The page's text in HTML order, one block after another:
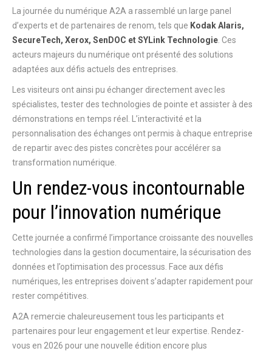
La journée du numérique A2A a rassemblé un large panel
d’experts et de partenaires de renom, tels que Kodak Alaris,
SecureTech, Xerox, SenDOC et SYLink Technologie . Ces
acteurs majeurs du numérique ont présenté des solutions
adaptées aux défis actuels des entreprises.
Les visiteurs ont ainsi pu échanger directement avec les
spécialistes, tester des technologies de pointe et assister à des
démonstrations en temps réel. L’interactivité et la
personnalisation des échanges ont permis à chaque entreprise
de repartir avec des pistes concrètes pour accélérer sa
transformation numérique.
Un rendez-vous incontournable
pour l’innovation numérique
Cette journée a confirmé l’importance croissante des nouvelles
technologies dans la gestion documentaire, la sécurisation des
données et l’optimisation des processus. Face aux défis
numériques, les entreprises doivent s’adapter rapidement pour
rester compétitives.
A2A remercie chaleureusement tous les participants et
partenaires pour leur engagement et leur expertise. Rendez-
vous en 2026 pour une nouvelle édition encore plus